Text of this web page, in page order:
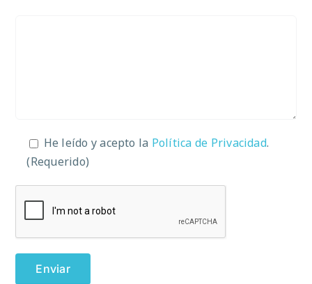
He leído y acepto la Política de Privacidad.
(Requerido)